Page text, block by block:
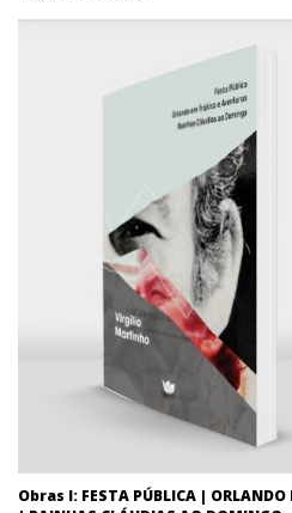
Obras I: FESTA PÚBLICA | ORLANDO